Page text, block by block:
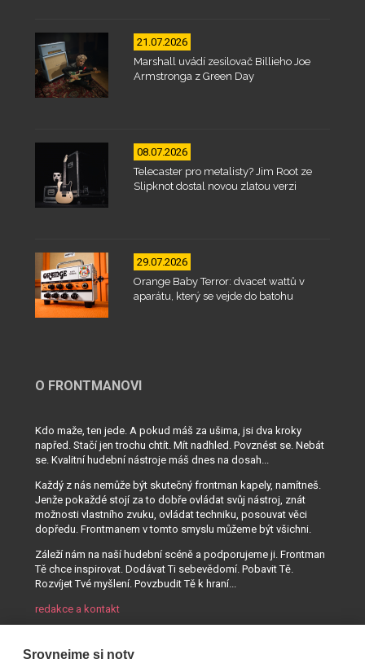
21.07.2026
Marshall uvádí zesilovač Billieho Joe
Armstronga z Green Day
08.07.2026
Telecaster pro metalisty? Jim Root ze
Slipknot dostal novou zlatou verzi
29.07.2026
Orange Baby Terror: dvacet wattů v
aparátu, který se vejde do batohu
O FRONTMANOVI
Kdo maže, ten jede. A pokud máš za ušima, jsi dva kroky
napřed. Stačí jen trochu chtít. Mít nadhled. Povznést se. Nebát
se. Kvalitní hudební nástroje máš dnes na dosah...
Každý z nás nemůže být skutečný frontman kapely, namítneš.
Jenže pokaždé stojí za to dobře ovládat svůj nástroj, znát
možnosti vlastního zvuku, ovládat techniku, posouvat věci
dopředu. Frontmanem v tomto smyslu můžeme být všichni.
Záleží nám na naší hudební scéně a podporujeme ji. Frontman
Tě chce inspirovat. Dodávat Ti sebevědomí. Pobavit Tě.
Rozvíjet Tvé myšlení. Povzbudit Tě k hraní...
redakce a kontakt
Srovnejme si noty